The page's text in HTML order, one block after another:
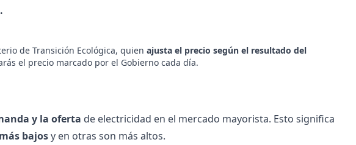
de Transición Ecológica, quien ajusta el precio según el resultado del
el precio marcado por el Gobierno cada día.
y la oferta de electricidad en el mercado mayorista. Esto significa
bajosy en otras son más altos.